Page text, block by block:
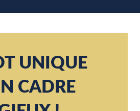
UNIQUE
CADRE